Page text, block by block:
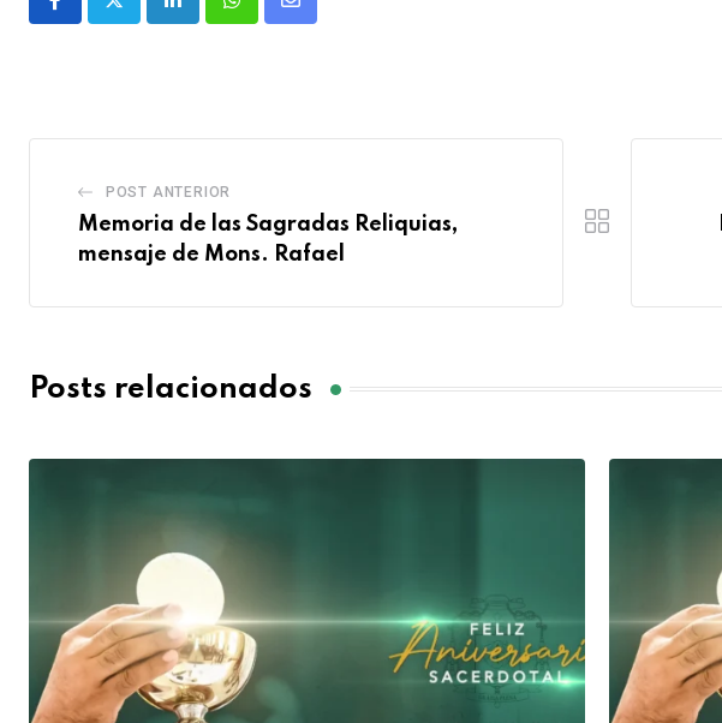
POST ANTERIOR
Memoria de las Sagradas Reliquias,
mensaje de Mons. Rafael
Posts relacionados